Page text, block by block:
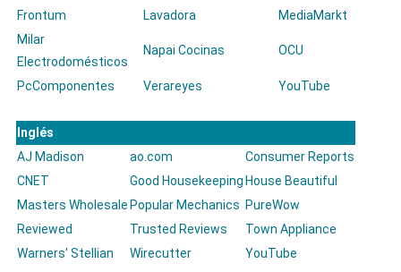
Frontum Lavadora
MediaMarkt
Milar
Electrodomésticos
Napai Cocinas OCU
PcComponentes Verareyes YouTube
Inglés
AJ Madison
ao.com
Consumer Reports
CNET
Good Housekeeping House Beautiful
Masters Wholesale Popular Mechanics PureWow
Reviewed
Trusted Reviews
Town Appliance
Warners' Stellian
Wirecutter YouTube